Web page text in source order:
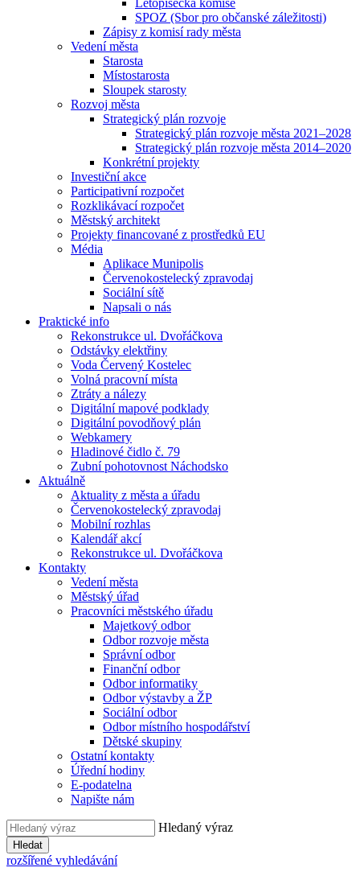
Letopisecká komise
SPOZ (Sbor pro občanské záležitosti)
Zápisy z komisí rady města
Vedení města
Starosta
Místostarosta
Sloupek starosty
Rozvoj města
Strategický plán rozvoje
Strategický plán rozvoje města 2021–2028
Strategický plán rozvoje města 2014–2020
Konkrétní projekty
Investiční akce
Participativní rozpočet
Rozklikávací rozpočet
Městský architekt
Projekty financované z prostředků EU
Média
Aplikace Munipolis
Červenokostelecký zpravodaj
Sociální sítě
Napsali o nás
Praktické info
Rekonstrukce ul. Dvořáčkova
Odstávky elektřiny
Voda Červený Kostelec
Volná pracovní místa
Ztráty a nálezy
Digitální mapové podklady
Digitální povodňový plán
Webkamery
Hladinové čidlo č. 79
Zubní pohotovnost Náchodsko
Aktuálně
Aktuality z města a úřadu
Červenokostelecký zpravodaj
Mobilní rozhlas
Kalendář akcí
Rekonstrukce ul. Dvořáčkova
Kontakty
Vedení města
Městský úřad
Pracovníci městského úřadu
Majetkový odbor
Odbor rozvoje města
Správní odbor
Finanční odbor
Odbor informatiky
Odbor výstavby a ŽP
Sociální odbor
Odbor místního hospodářství
Dětské skupiny
Ostatní kontakty
Úřední hodiny
E-podatelna
Napište nám
Hledaný výraz
Hledat
rozšířené vyhledávání